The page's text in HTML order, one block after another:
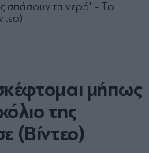
σπάσουν τα νερά" - Το
μήπως
της
(Βίντεο)